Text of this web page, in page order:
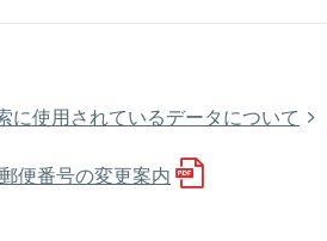
に使用されているデータについて
便番号の変更案内